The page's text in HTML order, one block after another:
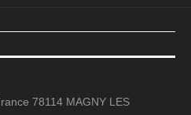
78114 MAGNY LES